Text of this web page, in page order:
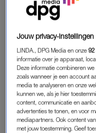
Op de eerste kamer ligt
met een longontsteking
behandeld met
beademd zou moeten
“Het is goed geweest.”
respecteerden haar
antibiotica.
Naar huis wilde ze niet
24 uurs-thuiszorg bij
Jouw privacy-instellingen
LINDA., DPG Media en onze92
informatie over je apparaat,
Deze informatie combineren
zoals wanneer je een account
media te analyseren en onze
kunnen we, als je hier
content, communicatie en
advertenties te tonen, en voor
mediapartners. Ook content
met jouw toestemming. Geef